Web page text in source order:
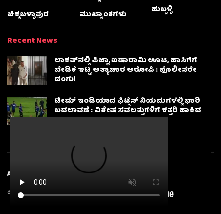
ಚಿಕ್ಕಬಳ್ಳಾಫುರ
ಮುಖ್ಯಾಂಶಗಳು
ಹುಬ್ಬಳ್ಳಿ
Recent News
ಲಾಕಪ್‌ನಲ್ಲಿ ಪಿಜ್ಜಾ, ಐಷಾರಾಮಿ ಊಟ, ಹಾಸಿಗೆಗೆ
ಬೇಡಿಕೆ ಇಟ್ಟ ಅತ್ಯಾಚಾರ ಆರೋಪಿ : ಪೊಲೀಸರೇ
ದಂಗು!
ಟೀಮ್ ಇಂಡಿಯಾದ ಫಿಟ್ನೆಸ್ ನಿಯಮಗಳಲ್ಲಿ ಭಾರಿ
ಬದಲಾವಣೆ : ವಿಶೇಷ ಸವಲತ್ತುಗಳಿಗೆ ಕತ್ತರಿ ಹಾಕಿದ
BCCI
About Privacy & Policy
© 2025Karnatakanewsbeat